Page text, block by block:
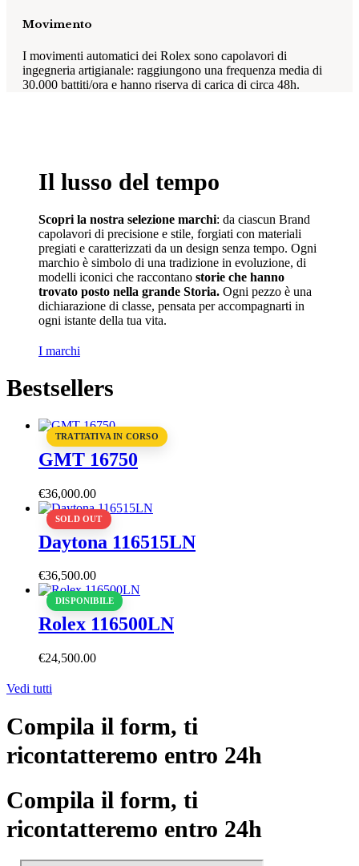
Movimento
I movimenti automatici dei Rolex sono capolavori di
ingegneria artigianale: raggiungono una frequenza media di
30.000 battiti/ora e hanno riserva di carica di circa 48h.
Il lusso del tempo
Scopri la nostra selezione marchi: da ciascun Brand
capolavori di precisione e stile, forgiati con materiali
pregiati e caratterizzati da un design senza tempo. Ogni
marchio è simbolo di una tradizione in evoluzione, di
modelli iconici che raccontano storie che hanno
trovato posto nella grande Storia. Ogni pezzo è una
dichiarazione di classe, pensata per accompagnarti in
ogni istante della tua vita.
I marchi
Bestsellers
TRATTATIVA IN CORSO
GMT 16750
€36,000.00
SOLD OUT
Daytona 116515LN
€36,500.00
DISPONIBILE
Rolex 116500LN
€24,500.00
Vedi tutti
Compila il form, ti
ricontatteremo entro 24h
Compila il form, ti
ricontatteremo entro 24h